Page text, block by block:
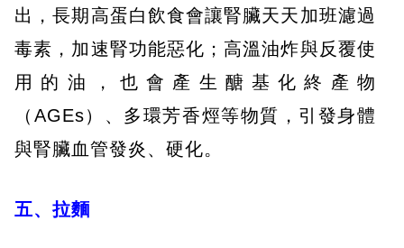
出，長期高蛋白飲食會讓腎臟天天加班濾過
毒素，加速腎功能惡化；高溫油炸與反覆使
用的油，也會產生醣基化終產物
（AGEs）、多環芳香烴等物質，引發身體
與腎臟血管發炎、硬化。
五、拉麵